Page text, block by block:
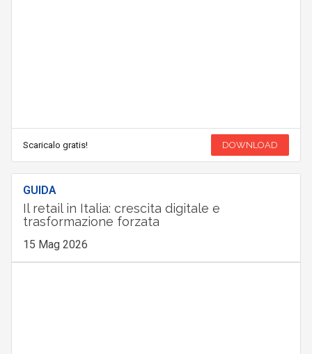
Scaricalo gratis! DOWNLOAD
GUIDA
Il retail in Italia: crescita digitale e
trasformazione forzata
15 Mag 2026